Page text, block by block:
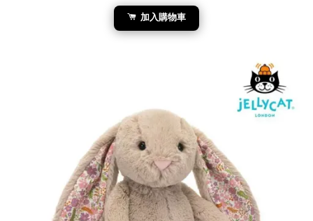
加入購物車